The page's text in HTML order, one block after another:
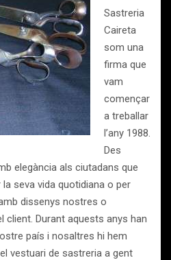
Sastreria
Caireta
som una
firma que
vam
començar
a treballar
l’any 1988.
Des
elegància als ciutadans que
seva vida quotidiana o per
dissenys nostres o
Durant aquests anys han
país i nosaltres hi hem
vestuari de sastreria a gent